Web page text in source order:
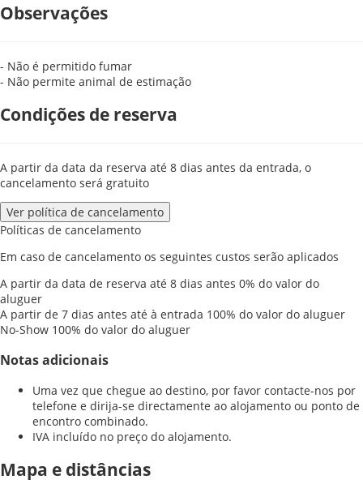
Observações
- Não é permitido fumar
- Não permite animal de estimação
Condições de reserva
A partir da data da reserva até 8 dias antes da entrada, o
cancelamento será gratuito
Ver política de cancelamento
Políticas de cancelamento
Em caso de cancelamento os seguintes custos serão aplicados
A partir da data de reserva até 8 dias antes 0% do valor do
aluguer
A partir de 7 dias antes até à entrada 100% do valor do aluguer
No-Show 100% do valor do aluguer
Notas adicionais
Uma vez que chegue ao destino, por favor contacte-nos por
telefone e dirija-se directamente ao alojamento ou ponto de
encontro combinado.
IVA incluído no preço do alojamento.
Mapa e distâncias